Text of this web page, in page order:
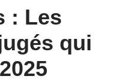
: Les
qui